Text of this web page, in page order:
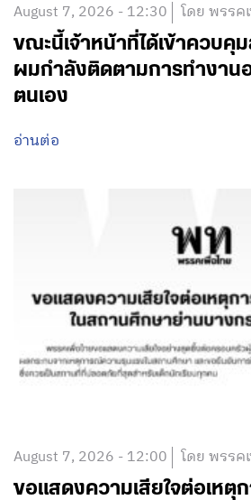
August 7, 2026 - 12:30 โดย พรรค
ขณะนี้เจ้าหน้าที่ได้เข้าควบ
ผมกำลังติดตามการทำงาน
ตนเอง
อ่านต่อ
August 7, 2026 - 12:00 โดย พรรค
ขอแสดงความเสียใจต่อเห